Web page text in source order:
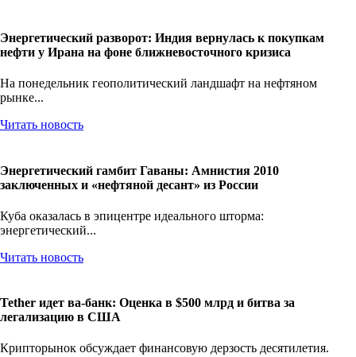
Энергетический разворот: Индия вернулась к покупкам
нефти у Ирана на фоне ближневосточного кризиса
На понедельник геополитический ландшафт на нефтяном
рынке...
Читать новость
Энергетический гамбит Гаваны: Амнистия 2010
заключенных и «нефтяной десант» из России
Куба оказалась в эпицентре идеального шторма:
энергетический...
Читать новость
Tether идет ва-банк: Оценка в $500 млрд и битва за
легализацию в США
Крипторынок обсуждает финансовую дерзость десятилетия.